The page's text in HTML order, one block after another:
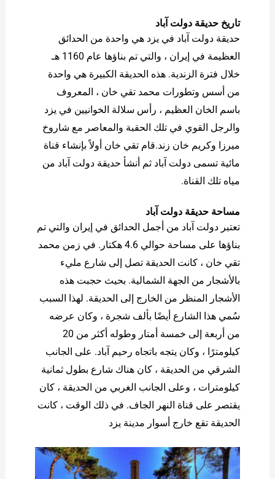
تاريخ حديقة دولت آباد
حديقة دولت آباد في يزد هي واحدة من الحدائق
العظيمة في إيران ، والتي تم بناؤها عام 1160 هـ
خلال فترة الزندية. هذه الحديقة الكبيرة هي واحدة
من أسس وتطورات محمد تقي خان ، المعروف
باسم الخان العظيم ، رأس سلالة الخوانيين في يزد
والرجل القوي في تلك الحقبة والمعاصر مع شاروخ
ميرزا ​​وكريم خان زند.قام تقي خان أولاً بإنشاء قناة
مائية تسمى دولت آباد ثم أنشأ حديقة دولت آباد من
مياه تلك القناة.
مساحة حديقة دولت آباد
تعتبر دولت آباد من أجمل الحدائق في إيران والتي تم
بناؤها على مساحة حوالي 4.6 هكتار. في زمن محمد
تقي خان ، كانت الحديقة تصل إلى شارع مليء
بالأشجار من الجهة الشمالية. بحيث حجبت هذه
الأشجار المنظر من الخارج إلى الحديقة. لهذا السبب
سُمي هذا الشارع أيضًا بألف شجرة ، وكان عرضه
من أربعة إلى خمسة أمتار وطوله أكثر من 20
كيلومترًا ، وكان يتجه باتجاه رحيم آباد. على الجانب
الشرقي من الحديقة ، كان هناك شارع بطول ثمانية
كيلومترات ، وعلى الجانب الغربي من الحديقة ، كان
يقتصر على قناة النهر الجاف. في ذلك الوقت ، كانت
الحديقة تقع خارج أسوار مدينة يزد